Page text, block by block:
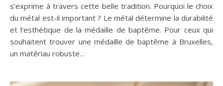
s’exprime à travers cette belle tradition. Pourquoi le choix
du métal est-il important ? Le métal détermine la durabilité
et l’esthétique de la médaille de baptême. Pour ceux qui
souhaitent trouver une médaille de baptême à Bruxelles,
un matériau robuste…